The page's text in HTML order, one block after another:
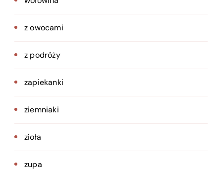
z owocami
z podróży
zapiekanki
ziemniaki
zioła
zupa